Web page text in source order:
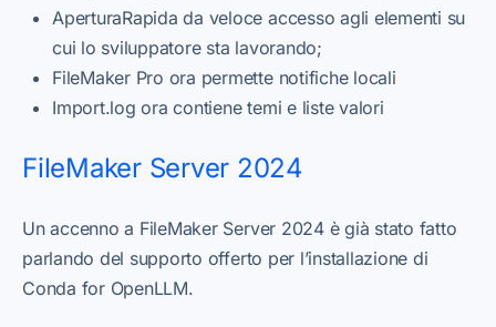
AperturaRapida da veloce accesso agli elementi su
cui lo sviluppatore sta lavorando;
FileMaker Pro ora permette notifiche locali
Import.log ora contiene temi e liste valori
FileMaker Server 2024
Un accenno a FileMaker Server 2024 è già stato fatto
parlando del supporto offerto per l’installazione di
Conda for OpenLLM.